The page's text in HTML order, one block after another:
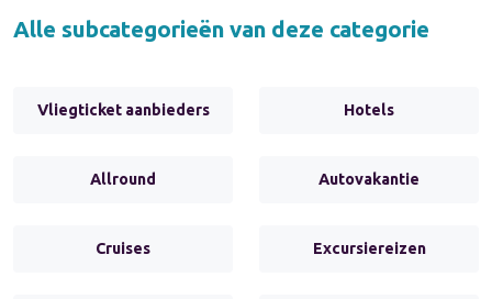
Alle subcategorieën van deze categorie
Vliegticket aanbieders Hotels
Allround Autovakantie
Cruises Excursiereizen